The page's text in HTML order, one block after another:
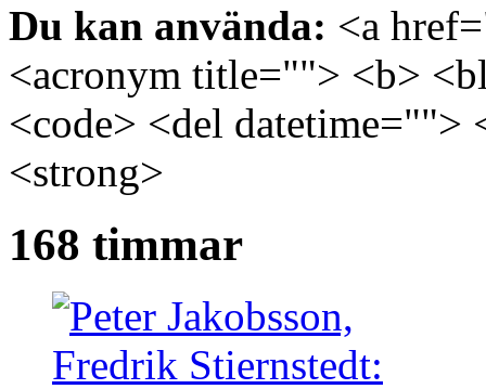
Du kan använda: <a
<acronym title=""> <b>
<code> <del
<strong>
168 timmar